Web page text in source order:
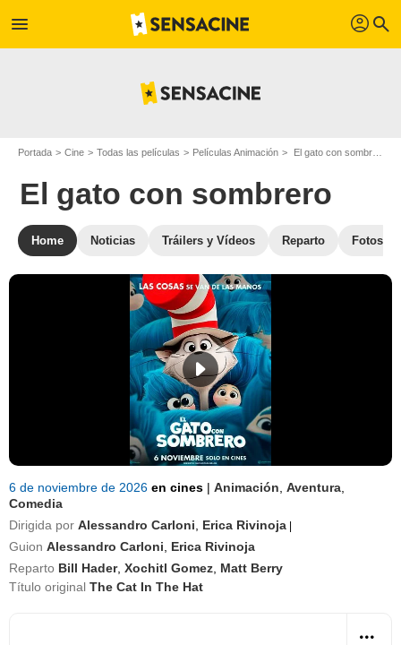
menu profil search
Portada Cine Todas las películas Películas Animación El gato con sombrero
El gato con sombrero
Home Noticias Tráilers y Vídeos Reparto Fotos
6 de noviembre de 2026 en cines | Animación Aventura
Comedia
Dirigida por Alessandro Carloni Erica Rivinoja
Guion Alessandro Carloni
Erica Rivinoja
Reparto Bill Hader, Xochitl Gomez Matt Berry
Título original The Cat In The Hat